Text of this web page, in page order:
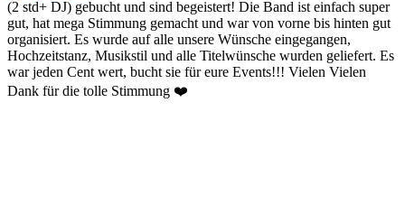
(2 std+ DJ) gebucht und sind begeistert! Die Band ist einfach super
gut, hat mega Stimmung gemacht und war von vorne bis hinten gut
organisiert. Es wurde auf alle unsere Wünsche eingegangen,
Hochzeitstanz, Musikstil und alle Titelwünsche wurden geliefert. Es
war jeden Cent wert, bucht sie für eure Events!!! Vielen Vielen
Dank für die tolle Stimmung ❤️